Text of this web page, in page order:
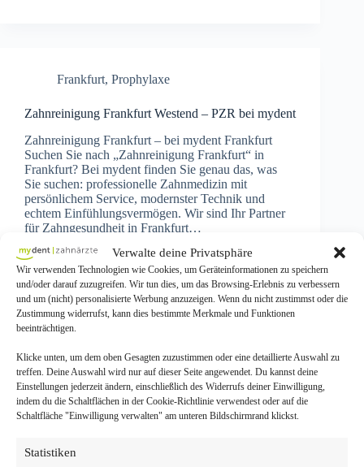
Verwalte deine Privatsphäre
Wir verwenden Technologien wie Cookies, um Geräteinformationen zu speichern
und/oder darauf zuzugreifen. Wir tun dies, um das Browsing-Erlebnis zu verbessern
und um (nicht) personalisierte Werbung anzuzeigen. Wenn du nicht zustimmst oder die
Zustimmung widerrufst, kann dies bestimmte Merkmale und Funktionen
beeinträchtigen.
Klicke unten, um dem oben Gesagten zuzustimmen oder eine detaillierte Auswahl zu
treffen. Deine Auswahl wird nur auf dieser Seite angewendet. Du kannst deine
Einstellungen jederzeit ändern, einschließlich des Widerrufs deiner Einwilligung,
indem du die Schaltflächen in der Cookie-Richtlinie verwendest oder auf die
Schaltfläche "Einwilligung verwalten" am unteren Bildschirmrand klickst.
Statistiken
Frankfurt, Prophylaxe
Zahnreinigung Frankfurt Westend – PZR bei mydent
Zahnreinigung Frankfurt – bei mydent Frankfurt
Suchen Sie nach „Zahnreinigung Frankfurt“ in
Frankfurt? Bei mydent finden Sie genau das, was
Sie suchen: professionelle Zahnmedizin mit
persönlichem Service, modernster Technik und
echtem Einfühlungsvermögen. Wir sind Ihr Partner
für Zahngesundheit in Frankfurt…
Frankfurt
Familienpraxis Frankfurt – Zahnarzt für die ganze
Familie bei mydent
Zahnarzt für die ganze Familie in Frankfurt Bei
mydent in Frankfurt sind alle Familienmitglieder
Als echte Familienpraxis in Frankfurt kennen wir die